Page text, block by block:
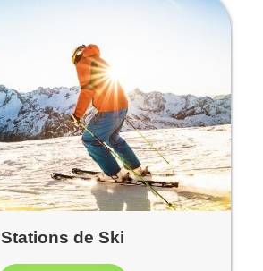
Stations de Ski